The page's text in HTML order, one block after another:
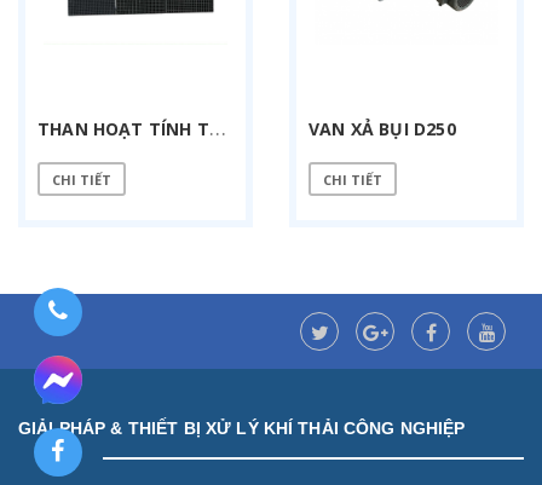
T
HAN HOẠT TÍNH TỔ ONG
CHI TIẾT
VAN XẢ BỤI D250
CHI TIẾT
GIẢI PHÁP & THIẾT BỊ XỬ LÝ KHÍ THẢI CÔNG NGHIỆP